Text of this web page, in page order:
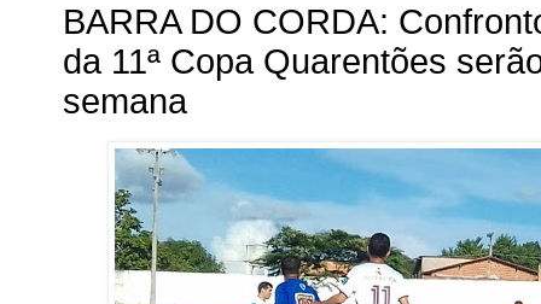
BARRA DO CORDA:
da 11ª Copa Quarentões
semana